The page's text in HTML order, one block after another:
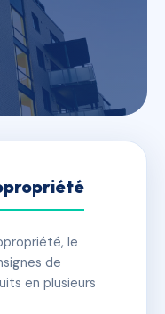
🏗 1 bâtiment(s)
le
de
en plusieurs